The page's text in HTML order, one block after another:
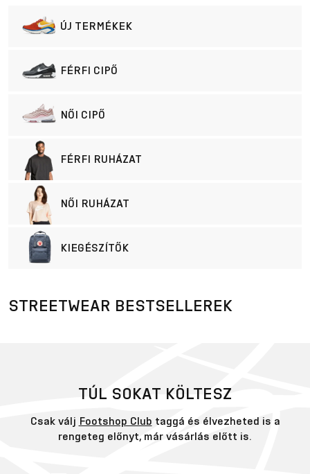
ÚJ TERMÉKEK
FÉRFI CIPŐ
NŐI CIPŐ
FÉRFI RUHÁZAT
NŐI RUHÁZAT
KIEGÉSZÍTŐK
STREETWEAR BESTSELLEREK
TÚL SOKAT KÖLTESZ
Csak válj Footshop Club taggá és élvezheted is a
rengeteg előnyt, már vásárlás előtt is.